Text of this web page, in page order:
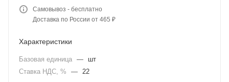
Самовывоз - бесплатно
Доставка по России от 465 ₽
Характеристики
Базовая единица —
шт
Ставка НДС, %
— 22